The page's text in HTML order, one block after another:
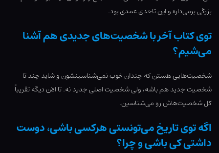
بزرگی برمی‌داره و این تاحدی عمدی بود.
توی کتاب آخر با شخصیت‌های جدیدی هم آشنا
می‌شیم؟
شخصیت‌هایی هستن که چندان خوب نمی‌شناسینشون و شاید چند تا
شخصیت جدید هم باشه، ولی شخصیت اصلی جدید نه. تا الان دیگه تقریباً
کل شخصیت‌هاش رو می‌شناسین.
اگه توی تاریخ می‌تونستی هرکسی باشی، دوست
داشتی کی باشی و چرا؟